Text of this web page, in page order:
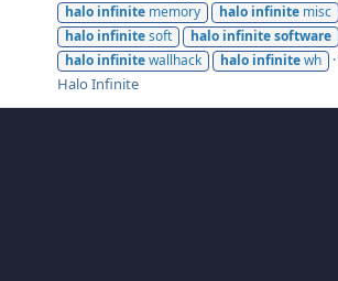
halo infinite memory halo infinite misc
halo infinitesoft halo infinitesoftware
halo infinitewallhack halo infinitewh
Halo Infinite